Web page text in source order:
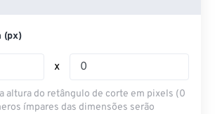
(px)
x
altura do retângulo de corte em pixels (0
ímpares das dimensões serão